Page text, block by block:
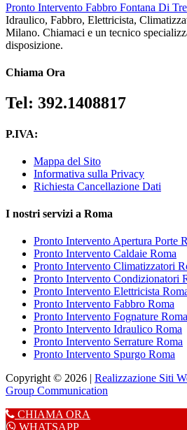
Pronto Intervento Fabbro Fontana Di
Idraulico, Fabbro, Elettricista,
Milano. Chiamaci e un tecnico
disposizione.
Chiama Ora
Tel: 392.1408817
P.IVA:
Mappa del Sito
Informativa sulla Privacy
Richiesta Cancellazione Dati
I nostri servizi a Roma
Pronto Intervento Apertura Porte
Pronto Intervento Caldaie Roma
Pronto Intervento Climatizzatori
Pronto Intervento Condizionatori
Pronto Intervento Elettricista
Pronto Intervento Fabbro Roma
Pronto Intervento Fognature Roma
Pronto Intervento Idraulico Roma
Pronto Intervento Serrature Roma
Pronto Intervento Spurgo Roma
Copyright © 2026 | Realizzazione Siti
Group Communication
CHIAMA ORA
WHATSAPP